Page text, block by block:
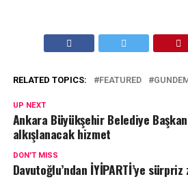
RELATED TOPICS: FEATURED
UP NEXT
Ankara Büyükşehir Belediye
alkışlanacak hizmet
DON'T MISS
Davutoğlu’ndan İYİPARTİ’ye